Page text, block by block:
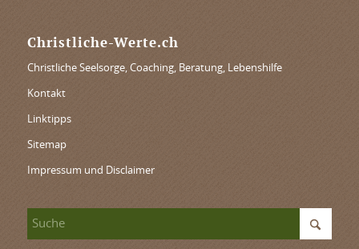
Christliche-Werte.ch
Christliche Seelsorge, Coaching, Beratung, Lebenshilfe
Kontakt
Linktipps
Sitemap
Impressum und Disclaimer